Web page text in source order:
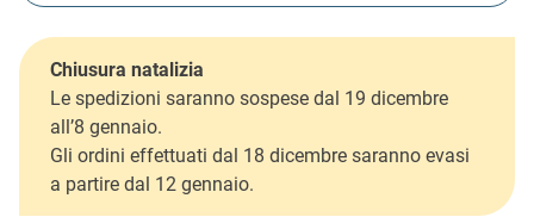
Chiusura natalizia
Le spedizioni saranno sospese dal 19 dicembre
all’8 gennaio.
Gli ordini effettuati dal 18 dicembre saranno evasi
a partire dal 12 gennaio.